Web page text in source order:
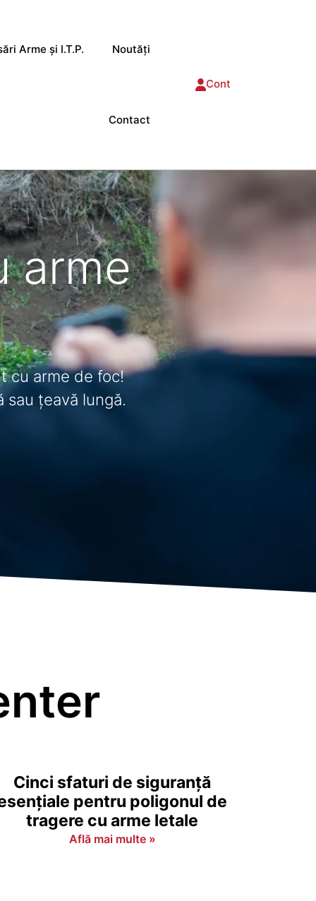
Arme și I.T.P. Noutăți
Contact
Cont
arme
cu arme de foc!
țeavă lungă.
Cinci sfaturi de siguranță
pentru poligonul de
tragere cu arme letale
Află mai multe »